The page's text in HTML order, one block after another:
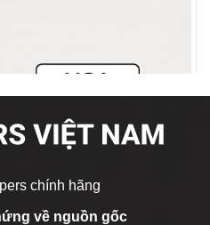
kích thích – đặc biệt ở các
– Bảo quản JUNGLE
10ml đúng cách để
chính hãng
về nguồn gốc